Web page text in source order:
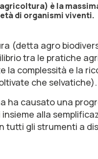
è la
di organismi viventi.
(detta agro
tra le pratiche
la complessità e la
che selvatiche).
ha causato una
alla
tutti gli strumenti a